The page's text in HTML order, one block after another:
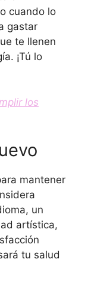
cuando lo
gastar
te llenen
¡Tú lo
los
mantener
un
artística,
tu salud